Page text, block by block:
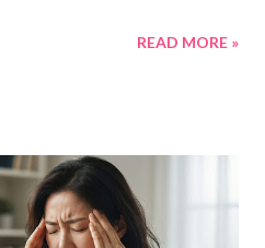
특별히 아픈 곳도 없었다. 그런데
찾았고, 의사는 이렇게 말했다.
다.” 충격이었다. 아무 증상도 못
에서 ‘침묵의 장기’라 불린다. 문
READ MORE »